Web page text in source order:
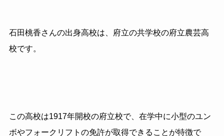
石田桃香さんの出身高校は、府立の共学校の府立農芸高
校です。
この高校は1917年開校の府立校で、在学中に小型のユン
ボやフォークリフトの免許が取得できることが特徴で